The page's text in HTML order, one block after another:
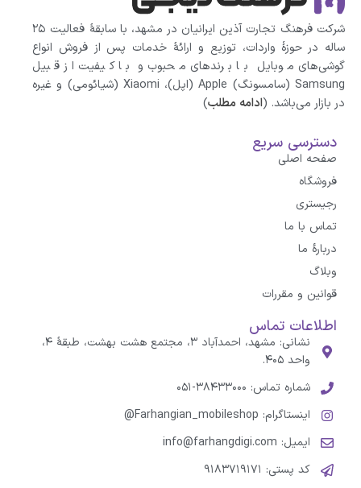
شرکت فرهنگ تجارت آذین ایرانیان در مشهد، با سابقهٔ فعالیت ۲۵
ساله در حوزهٔ واردات، توزیع و ارائهٔ خدمات پس از فروش انواع
گوشی‌های موبایل با برندهای محبوب و با کیفیت از قبیل
Samsung (سامسونگ) Apple (اپل)، Xiaomi (شیائومی)‌ و غیره
در بازار می‌باشد. (ادامه مطلب)
دسترسی سریع
صفحه اصلی
فروشگاه
رجیستری
تماس با ما
درباره‌ٔ ما
وبلاگ
قوانین و مقررات
اطلاعات تماس
نشانی: مشهد، احمدآباد ۳، مجتمع هشت بهشت، طبقهٔ ۴،
واحد ۴۰۵.
شماره تماس: ۳۸۴۳۳۰۰۰-۰۵۱
اینستاگرام: Farhangian_mobileshop@
ایمیل: info@farhangdigi.com
کد پستی: ۹۱۸۳۷۱۹۱۷۱